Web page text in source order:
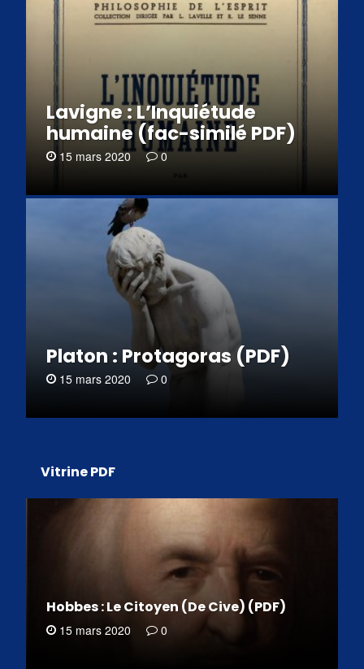
Lavigne : L’Inquiétude
humaine (fac-similé PDF)
15 mars 2020 0
Platon : Protagoras (PDF)
15 mars 2020 0
Vitrine PDF
Hobbes : Le Citoyen (De Cive) (PDF)
15 mars 2020 0